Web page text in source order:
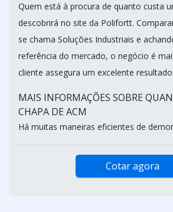
Quem está à procura de quanto custa
descobrirá no site da Polifortt.
se chama Soluções Industriais e
referência do mercado, o negócio é
cliente assegura um excelente
MAIS INFORMAÇÕES SOBRE
CHAPA DE ACM
Há muitas maneiras eficientes de
Cotar agora